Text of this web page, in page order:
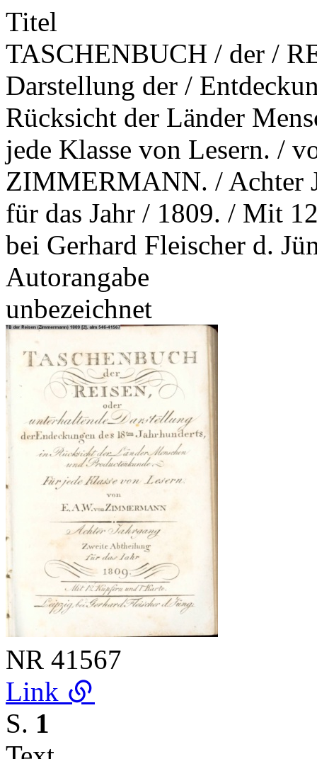
Titel
TASCHENBUCH / der /
Darstellung der /
Rücksicht der Länder
jede Klasse von Lesern. /
ZIMMERMANN. / Achter
für das Jahr / 1809. / Mit
bei Gerhard Fleischer d.
Autorangabe
unbezeichnet
NR 41567
Link
S. 1